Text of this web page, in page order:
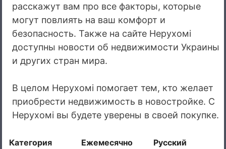
расскажут вам про все факторы, которые
могут повлиять на ваш комфорт и
безопасность. Также на сайте Нерухомі
доступны новости об недвижимости Украины
и других стран мира.
В целом Нерухомі помогает тем, кто желает
приобрести недвижимость в новостройке. С
Нерухомі вы будете уверены в своей покупке.
Категория
Ежемесячно
Русский